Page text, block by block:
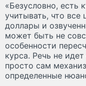
«Безусловно, есть
учитывать, что
доллары и
может быть не
особенности
курса. Речь не
просто сам
определенные